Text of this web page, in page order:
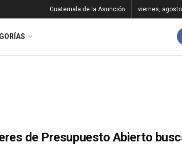
Guatemala de la Asunción viernes,
de Presupuesto Abierto